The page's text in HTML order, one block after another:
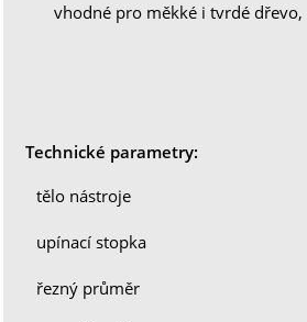
vhodné pro měkké i tvrdé dřevo,
Technické parametry:
tělo nástroje
upínací stopka
řezný průměr